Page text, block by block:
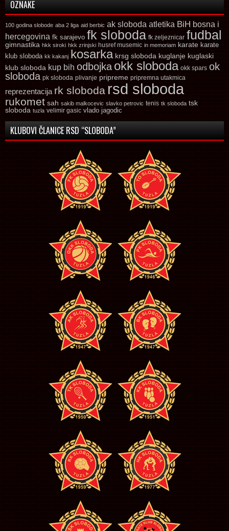
OZNAKE
100 godina slobode aba 2 liga aid berbic ak sloboda atletika BiH bosna i
hercegovina fk sarajevo fk sloboda fk zeljeznicar fudbal
gimnastika hkk siroki hkk zrinjski husref musemic in memoriam karate karate
klub sloboda kk kakanj kosarka krsg sloboda kuglanje kuglaski
klub sloboda kup bih odbojka okk sloboda okk spars ok
sloboda pk sloboda plivanje pripreme pripremna utakmica
reprezentacija rk sloboda rsd sloboda
rukomet sah sakib malkocevic slavko petrovic tenis tk sloboda tsk
sloboda tuzla velimir gasic vlado jagodic
KLUBOVI ČLANICE RSD “SLOBODA”